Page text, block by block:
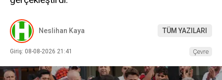
Neslihan Kaya TÜM YAZILARI
Giriş: 08-08-2026 21:41 Çevre